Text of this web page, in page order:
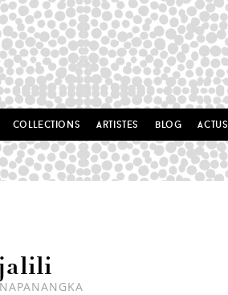
collections artistes blog actus